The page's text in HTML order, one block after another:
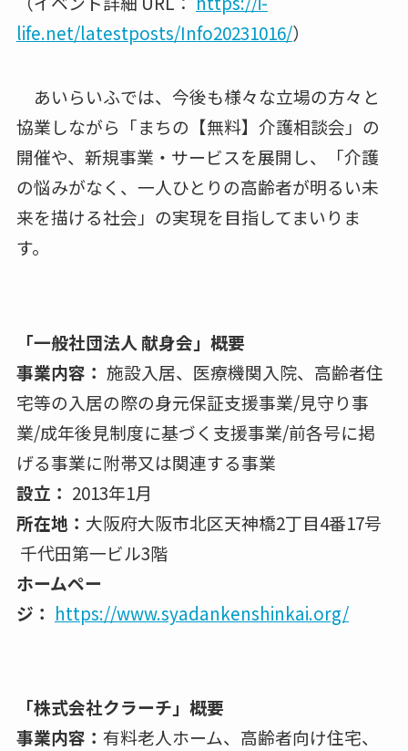
life.net/latestposts/Info20231016/）
あいらいふでは、今後も様々な⽴場の方々と
協業しながら「まちの【無料】介護相談会」の
開催や、新規事業・サービスを展開し、「介護
の悩みがなく、一⼈ひとりの高齢者が明るい未
来を描ける社会」の実現を目指してまいりま
す。
「一般社団法人 献⾝会」概要
事業内容： 施設入居、医療機関入院、高齢者住
宅等の入居の際の⾝元保証⽀援事業/⾒守り事
業/成年後⾒制度に基づく⽀援事業/前各号に掲
げる事業に附帯又は関連する事業
設⽴： 2013年1月
所在地： ⼤阪府⼤阪市北区天神橋2丁目4番17号
千代⽥第一ビル3階
ホームペー
ジ： https://www.syadankenshinkai.org/
「株式会社クラーチ」概要
事業内容： 有料⽼⼈ホーム、高齢者向け住宅、